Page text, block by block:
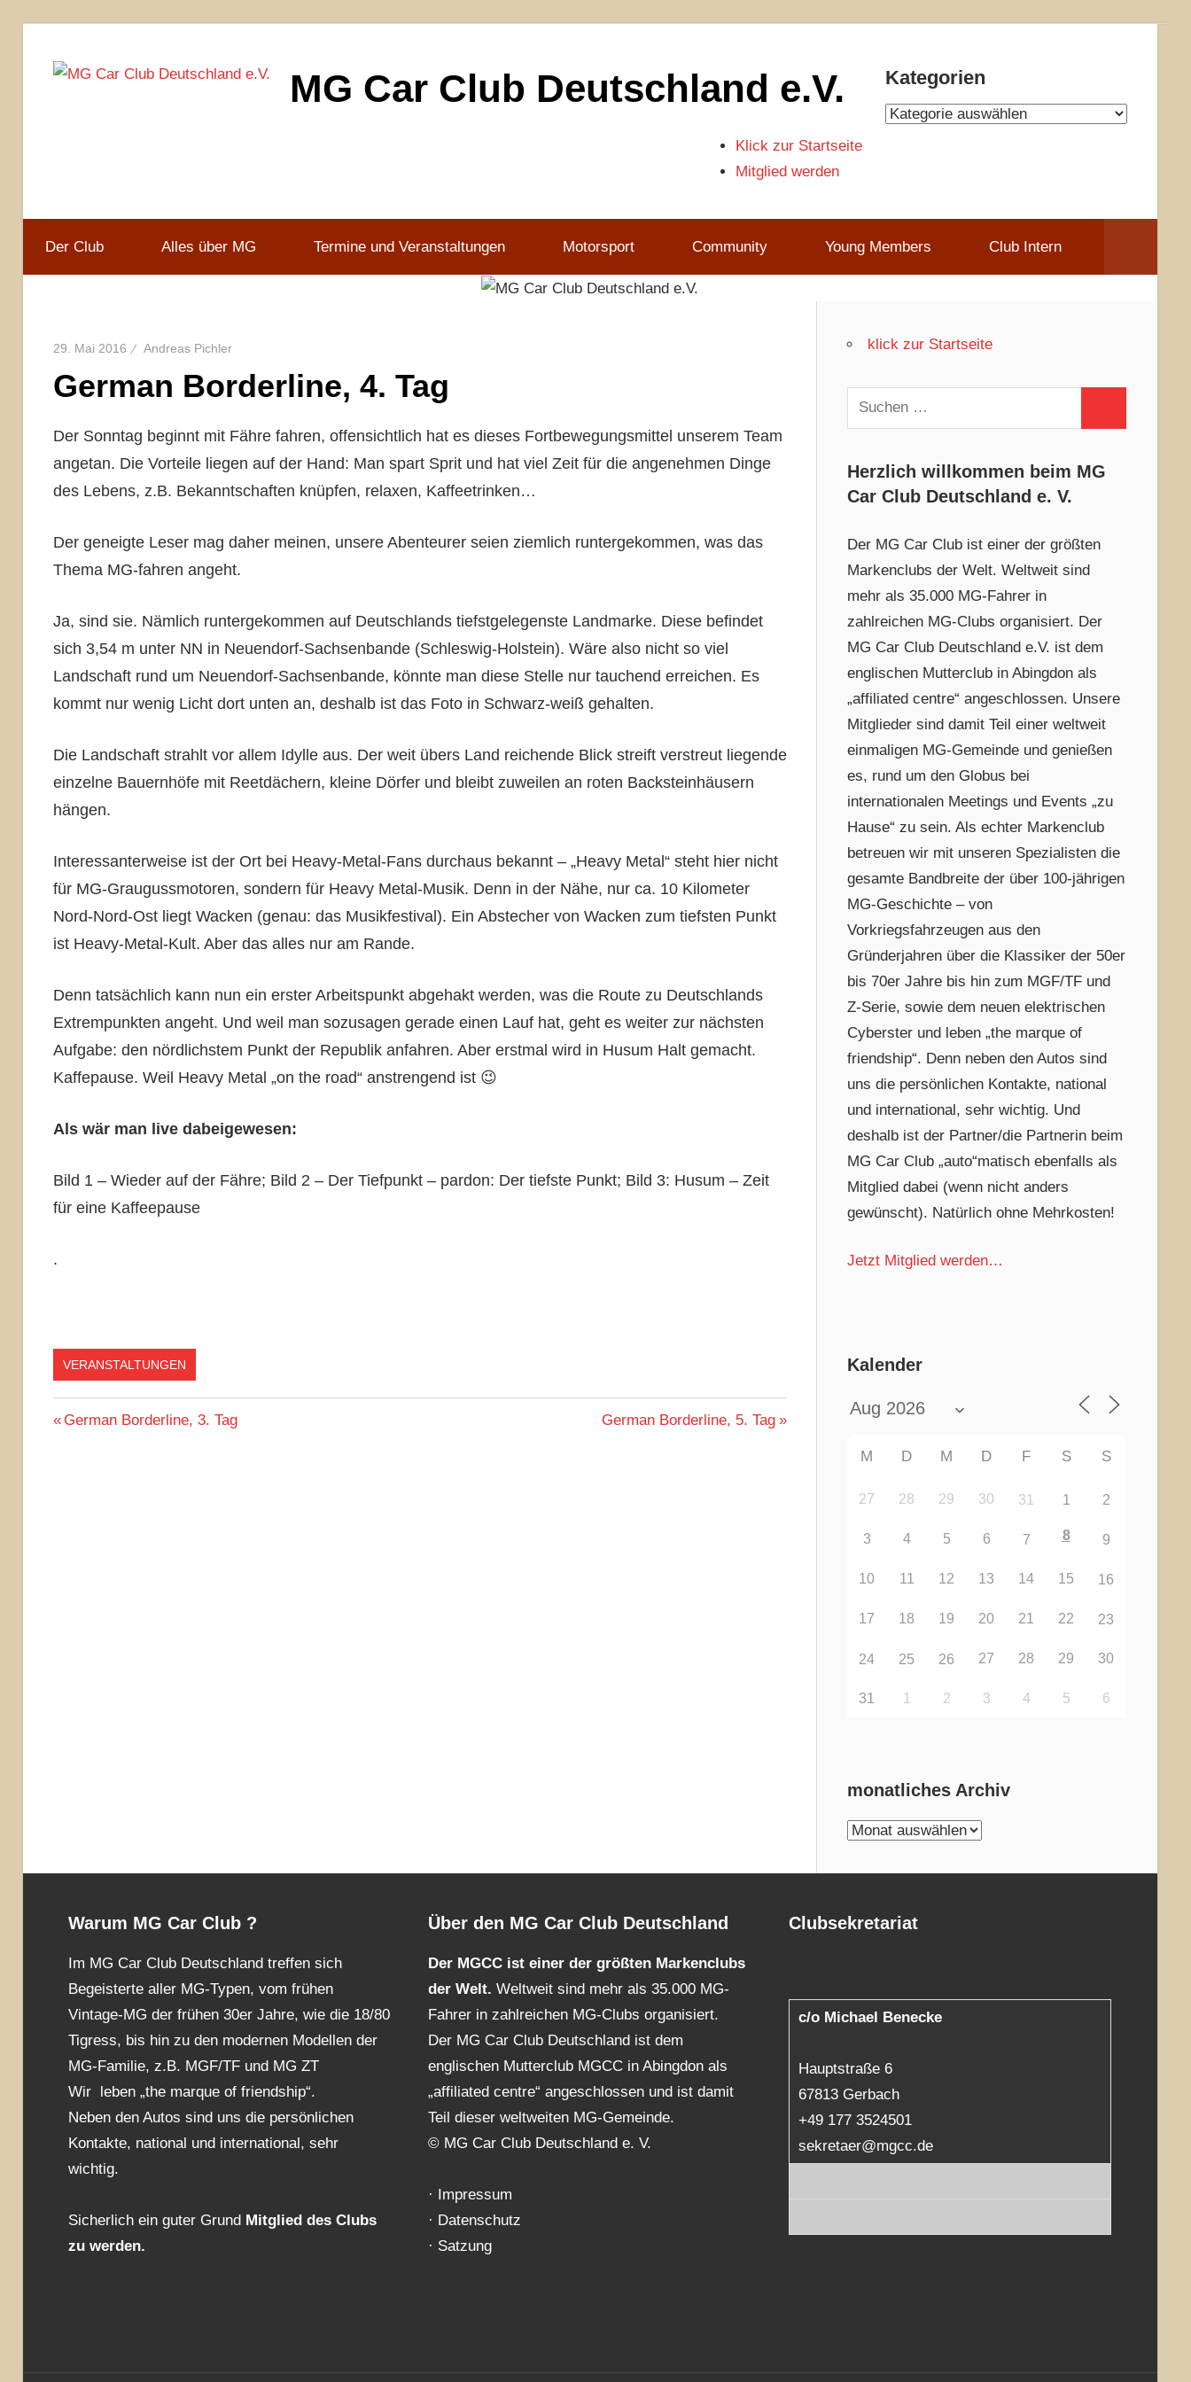
Inhalt
MG Car Club Deutschland e.V. Kategorien
Kategorien
Klick zur Startseite
Mitglied werden
Der Club Alles über MG Termine und Veranstaltungen Motorsport Community Young Members Club Intern
29. Mai 2016 Andreas Pichler
German Borderline, 4. Tag
Der Sonntag beginnt mit Fähre fahren, offensichtlich hat es dieses Fortbewegungsmittel unserem Team
angetan. Die Vorteile liegen auf der Hand: Man spart Sprit und hat viel Zeit für die angenehmen Dinge
des Lebens, z.B. Bekanntschaften knüpfen, relaxen, Kaffeetrinken…
Der geneigte Leser mag daher meinen, unsere Abenteurer seien ziemlich runtergekommen, was das
Thema MG-fahren angeht.
Ja, sind sie. Nämlich runtergekommen auf Deutschlands tiefstgelegenste Landmarke. Diese befindet
sich 3,54 m unter NN in Neuendorf-Sachsenbande (Schleswig-Holstein). Wäre also nicht so viel
Landschaft rund um Neuendorf-Sachsenbande, könnte man diese Stelle nur tauchend erreichen. Es
kommt nur wenig Licht dort unten an, deshalb ist das Foto in Schwarz-weiß gehalten.
Die Landschaft strahlt vor allem Idylle aus. Der weit übers Land reichende Blick streift verstreut liegende
einzelne Bauernhöfe mit Reetdächern, kleine Dörfer und bleibt zuweilen an roten Backsteinhäusern
hängen.
Interessanterweise ist der Ort bei Heavy-Metal-Fans durchaus bekannt – „Heavy Metal“ steht hier nicht
für MG-Graugussmotoren, sondern für Heavy Metal-Musik. Denn in der Nähe, nur ca. 10 Kilometer
Nord-Nord-Ost liegt Wacken (genau: das Musikfestival). Ein Abstecher von Wacken zum tiefsten Punkt
ist Heavy-Metal-Kult. Aber das alles nur am Rande.
Denn tatsächlich kann nun ein erster Arbeitspunkt abgehakt werden, was die Route zu Deutschlands
Extrempunkten angeht. Und weil man sozusagen gerade einen Lauf hat, geht es weiter zur nächsten
Aufgabe: den nördlichstem Punkt der Republik anfahren. Aber erstmal wird in Husum Halt gemacht.
Kaffepause. Weil Heavy Metal „on the road“ anstrengend ist 😉
Als wär man live dabeigewesen:
Bild 1 – Wieder auf der Fähre; Bild 2 – Der Tiefpunkt – pardon: Der tiefste Punkt; Bild 3: Husum – Zeit
für eine Kaffeepause
.
VERANSTALTUNGEN
Beitragsnavigation
Vorheriger
German Borderline, 3. Tag
Nächster
German Borderline, 5. Tag
klick zur Startseite
Suchen
nach:
Herzlich willkommen beim MG
Car Club Deutschland e. V.
Der MG Car Club ist einer der größten
Markenclubs der Welt. Weltweit sind
mehr als 35.000 MG-Fahrer in
zahlreichen MG-Clubs organisiert. Der
MG Car Club Deutschland e.V. ist dem
englischen Mutterclub in Abingdon als
„affiliated centre“ angeschlossen. Unsere
Mitglieder sind damit Teil einer weltweit
einmaligen MG-Gemeinde und genießen
es, rund um den Globus bei
internationalen Meetings und Events „zu
Hause“ zu sein. Als echter Markenclub
betreuen wir mit unseren Spezialisten die
gesamte Bandbreite der über 100-jährigen
MG-Geschichte – von
Vorkriegsfahrzeugen aus den
Gründerjahren über die Klassiker der 50er
bis 70er Jahre bis hin zum MGF/TF und
Z-Serie, sowie dem neuen elektrischen
Cyberster und leben „the marque of
friendship“. Denn neben den Autos sind
uns die persönlichen Kontakte, national
und international, sehr wichtig. Und
deshalb ist der Partner/die Partnerin beim
MG Car Club „auto“matisch ebenfalls als
Mitglied dabei (wenn nicht anders
gewünscht). Natürlich ohne Mehrkosten!
Jetzt Mitglied werden…
Kalender
M D M D F S S
27 28 29 30 31 1 2
3 4 5 6 7 8 9
10 11 12 13 14 15 16
17 18 19 20 21 22 23
24 25 26 27 28 29 30
31 1 2 3 4 5 6
monatliches Archiv
monatliches
Warum MG Car Club ?
Im MG Car Club Deutschland treffen sich
Begeisterte aller MG-Typen, vom frühen
Vintage-MG der frühen 30er Jahre, wie die 18/80
Tigress, bis hin zu den modernen Modellen der
MG-Familie, z.B. MGF/TF und MG ZT
Wir leben „the marque of friendship“.
Neben den Autos sind uns die persönlichen
Kontakte, national und international, sehr
wichtig.
Sicherlich ein guter Grund Mitglied des Clubs
zu werden.
Über den MG Car Club Deutschland
Der MGCC ist einer der größten Markenclubs
der Welt.Weltweit sind mehr als 35.000 MG-
Fahrer in zahlreichen MG-Clubs organisiert.
Der MG Car Club Deutschland ist dem
englischen Mutterclub MGCC in Abingdon als
„affiliated centre“ angeschlossen und ist damit
Teil dieser weltweiten MG-Gemeinde.
© MG Car Club Deutschland e. V.
· Impressum
· Datenschutz
· Satzung
Clubsekretariat
c/o Michael Benecke
Hauptstraße 6
67813 Gerbach
+49 177 3524501
sekretaer@mgcc.de